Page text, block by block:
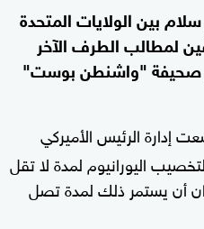
بين الولايات المتحدة
لمطالب الطرف الآخر
صحيفة "واشنطن بوست"
إدارة الرئيس الأميركي
اليورانيوم لمدة لا تقل
أن يستمر ذلك لمدة تصل